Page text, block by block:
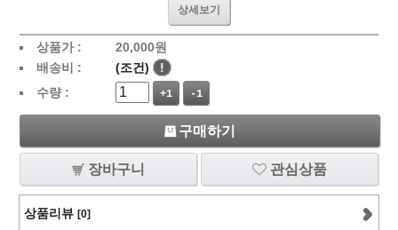
상세보기
상품가 : 20,000원
배송비 :
(조건)
!
수량 :
+1 -1
구매하기
장바구니 관심상품
상품리뷰 [0]